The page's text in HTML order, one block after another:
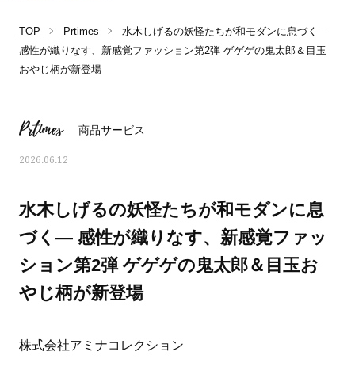
TOP Prtimes
水木しげるの妖怪たちが和モダンに息づく―
感性が織りなす、新感覚ファッション第2弾 ゲゲゲの鬼太郎＆目玉
おやじ柄が新登場
Prtimes 商品サービス
2026.06.12
水木しげるの妖怪たちが和モダンに息
づく― 感性が織りなす、新感覚ファッ
ション第2弾 ゲゲゲの鬼太郎＆目玉お
やじ柄が新登場
株式会社アミナコレクション